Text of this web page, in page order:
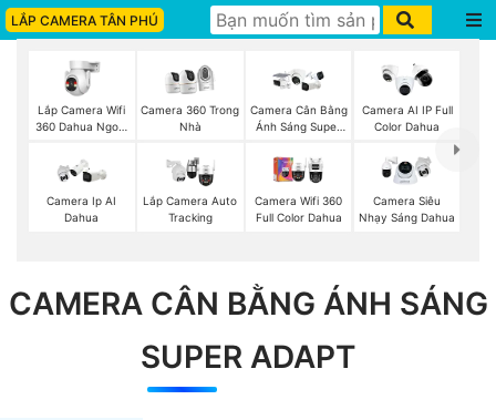
LẮP CAMERA TÂN PHÚ
Lắp Camera Wifi
360 Dahua Ngoài
Camera 360 Trong
Nhà
Camera Cân Bằng
Ánh Sáng Super
Camera AI IP Full
Color Dahua
Camera Ip AI
Dahua
Lắp Camera Auto
Tracking
Camera Wifi 360
Full Color Dahua
Camera Siêu
Nhạy Sáng Dahua
CAMERA CÂN BẰNG ÁNH SÁNG
SUPER ADAPT